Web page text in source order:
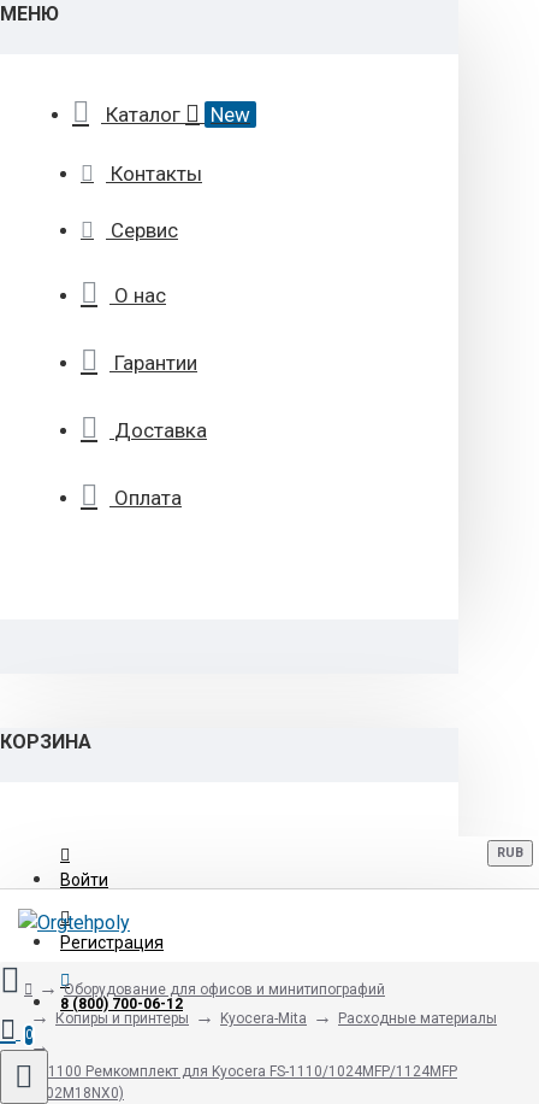
МЕНЮ
Каталог New
Контакты
Сервис
О нас
Гарантии
Доставка
Оплата
КОРЗИНА
Войти
Регистрация
8 (800) 700-06-12
RUB
0
Оборудование для офисов и минитипографий
Копиры и принтеры
Kyocera-Mita Расходные материалы
MK-1100 Ремкомплект для Kyocera FS-1110/1024MFP/1124MFP
(1702M18NX0)